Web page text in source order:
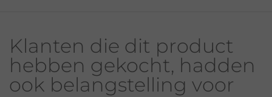
Klanten die dit product
hebben gekocht, hadden
ook belangstelling voor